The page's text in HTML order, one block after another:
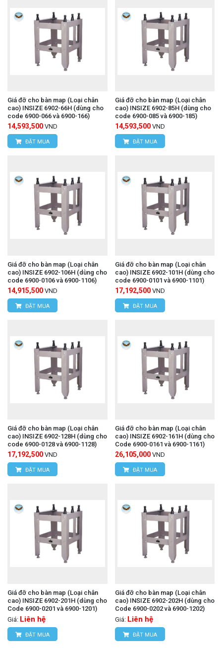
Giá đỡ cho bàn map (Loại chân
cao) INSIZE 6902-66H (dùng cho
code 6900-066 và 6900-166)
14,593,500 VND
ĐẶT MUA
Giá đỡ cho bàn map (Loại chân
cao) INSIZE 6902-85H (dùng cho
code 6900-085 và 6900-185)
14,593,500 VND
ĐẶT MUA
Giá đỡ cho bàn map (Loại chân
cao) INSIZE 6902-106H (dùng cho
code 6900-0106 và 6900-1106)
14,915,500 VND
ĐẶT MUA
Giá đỡ cho bàn map (Loại chân
cao) INSIZE 6902-101H (dùng cho
code 6900-0101 và 6900-1101)
17,192,500 VND
ĐẶT MUA
Giá đỡ cho bàn map (Loại chân
cao) INSIZE 6902-128H (dùng cho
code 6900-0128 và 6900-1128)
17,192,500 VND
ĐẶT MUA
Giá đỡ cho bàn map (Loại chân
cao) INSIZE 6902-161H (dùng cho
Code 6900-0161 và 6900-1161)
26,105,000 VND
ĐẶT MUA
Giá đỡ cho bàn map (Loại chân
cao) INSIZE 6902-201H (dùng cho
Code 6900-0201 và 6900-1201)
Giá: Liên hệ
ĐẶT MUA
Giá đỡ cho bàn map (Loại chân
cao) INSIZE 6902-202H (dùng cho
Code 6900-0202 và 6900-1202)
Giá: Liên hệ
ĐẶT MUA